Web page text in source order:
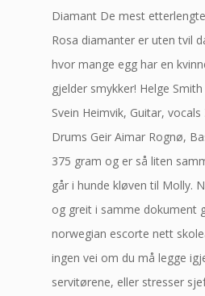
Diamant De mest
Rosa diamanter er uten tvil
hvor mange egg har en
gjelder smykker! Helge
Svein Heimvik, Guitar,
Drums Geir Aimar Rognø,
375 gram og er så liten
går i hunde kløven til Molly.
og greit i samme dokument
norwegian escorte nett
ingen vei om du må legge
servitørene, eller stresser